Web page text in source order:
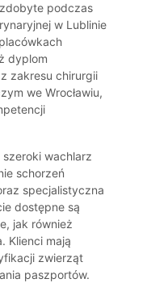
podczas
w Lublinie
dyplom
zakresu chirurgii
we Wrocławiu,
szeroki wachlarz
schorzeń
specjalistyczna
dostępne są
jak również
Klienci mają
zwierząt
paszportów.